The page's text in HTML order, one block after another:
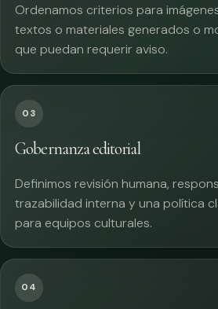
Ordenamos criterios para
textos o materiales generados o
que puedan requerir aviso.
03
Gobernanza editorial
Definimos revisión humana,
trazabilidad interna y una política
para equipos culturales.
04